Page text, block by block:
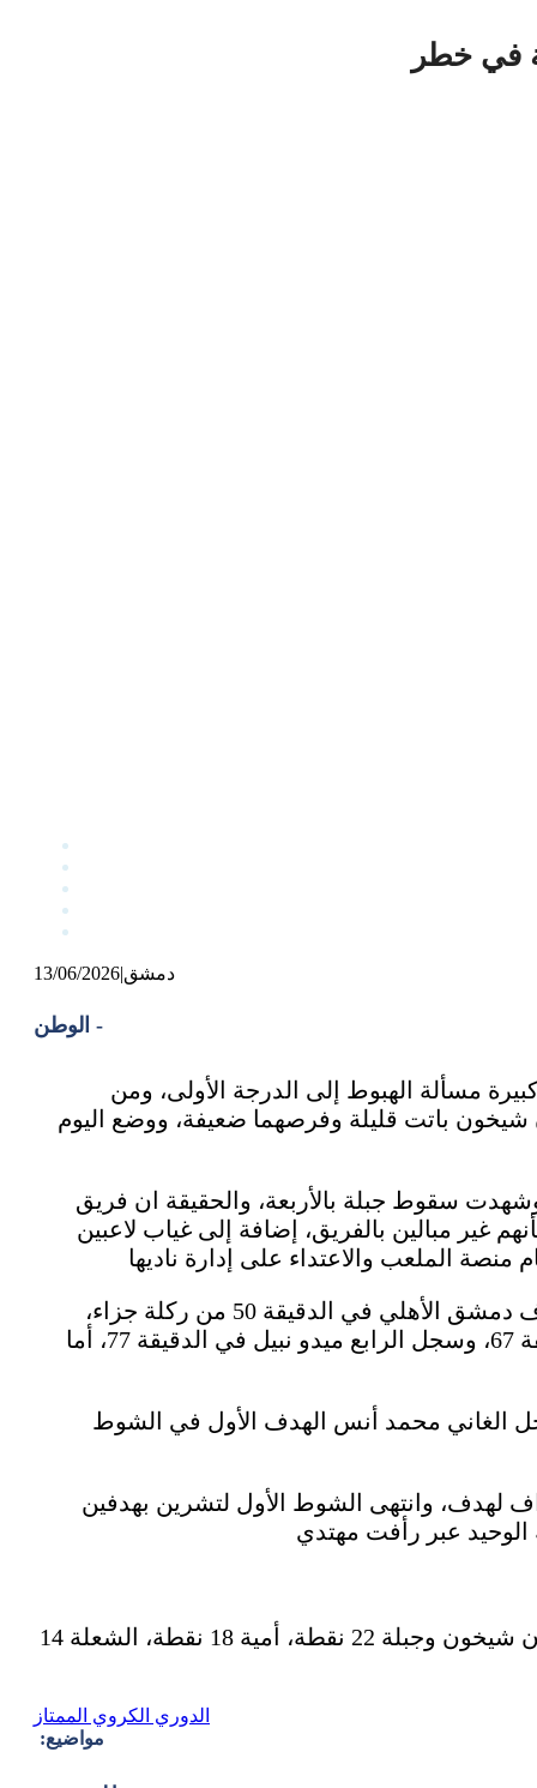
في خطر
13/06/2026|دمشق
الوطن -
مسألة الهبوط إلى الدرجة الأولى، ومن
باتت قليلة وفرصهما ضعيفة، ووضع اليوم
سقوط جبلة بالأربعة، والحقيقة ان فريق
غير مبالين بالفريق، إضافة إلى غياب لاعبين
في المباراة صمد جبلة شوطاً، وأنهار في الثاني مع انهيار لياقة لاعبيه، فسجل ريتشموند أول أهداف دمشق الأهلي في الدقيقة 50 من ركلة جزاء،
وأتبعه مازن سردار بعد ثماني دقائق بالهدف الثاني ثم سجل محمد أوتارا الهدف الثالث في الدقيقة 67، وسجل الرابع ميدو نبيل في الدقيقة 77، أما
الغاني محمد أنس الهدف الأول في الشوط
لهدف، وانتهى الشوط الأول لتشرين بهدفين
الجيش 35 نقطة، الحرية 31 نقطة، دمشق الأهلي 30 نقطة، الشرطة 29 نقطة، الفتوة 27 نقطة، خان شيخون وجبلة 22 نقطة، أمية 18 نقطة، الشعلة 14
الدوري الكروي الممتاز
مواضيع: